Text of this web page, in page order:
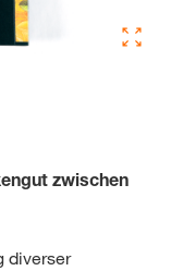
zwischen
diverser